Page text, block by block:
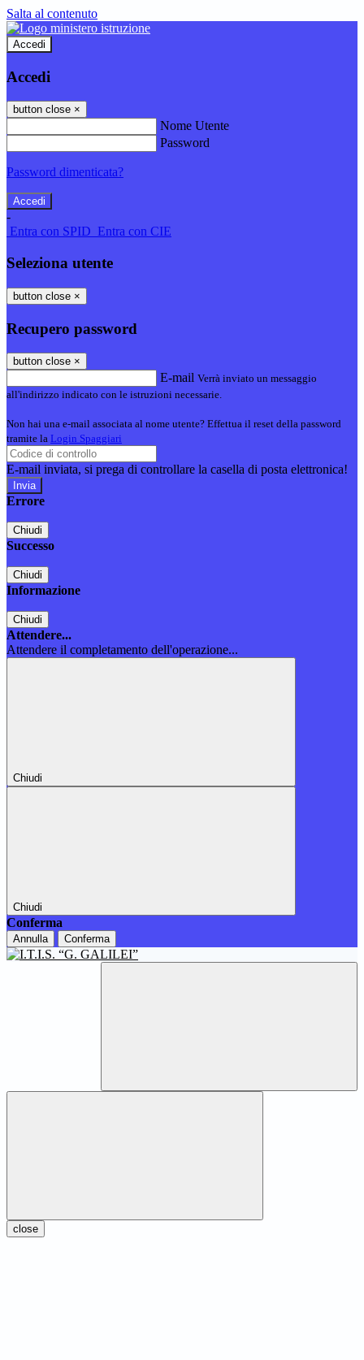
Salta al contenuto
Accedi
Accedi
button close ×
Nome Utente
Password
Password dimenticata?
-
Entra con SPID Entra con CIE
Seleziona utente
button close ×
Recupero password
button close ×
E-mail Verrà inviato un messaggio
all'indirizzo indicato con le istruzioni necessarie.
Non hai una e-mail associata al nome utente? Effettua il reset della password
tramite la Login Spaggiari
E-mail inviata, si prega di controllare la casella di posta elettronica!
Errore
Chiudi
Successo
Chiudi
Informazione
Chiudi
Attendere...
Attendere il completamento dell'operazione...
Chiudi
Chiudi
Conferma
Annulla Conferma
close